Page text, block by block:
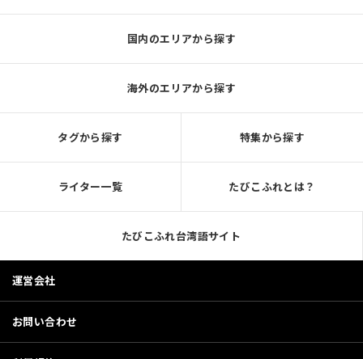
国内のエリアから探す
海外のエリアから探す
タグから探す 特集から探す
ライター一覧 たびこふれとは？
たびこふれ台湾語サイト
運営会社
お問い合わせ